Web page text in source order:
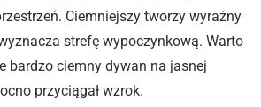
Ciemniejszy tworzy wyraźny
strefę wypoczynkową. Warto
bardzo ciemny dywan na jasnej
przyciągał wzrok.